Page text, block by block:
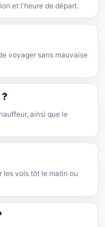
et l'heure de départ.
voyager sans mauvaise
ainsi que le
vols tôt le matin ou